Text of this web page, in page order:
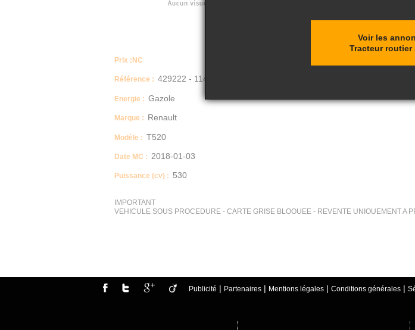
Prix : NC
Référence : 429222 - 114
Energie : Gazole
Marque : Renault
Modèle : T520
Date MC : 2018-01-03
Puissance (cv) : 530
IMPORTANT
VEHICULE SOUS PROCEDURE - CARTE GRISE BLOQUEE - REVENTE UNIQUEMENT A
Voir les
Tracteur routier
Publicité | Partenaires | Mentions légales | Conditions générales |